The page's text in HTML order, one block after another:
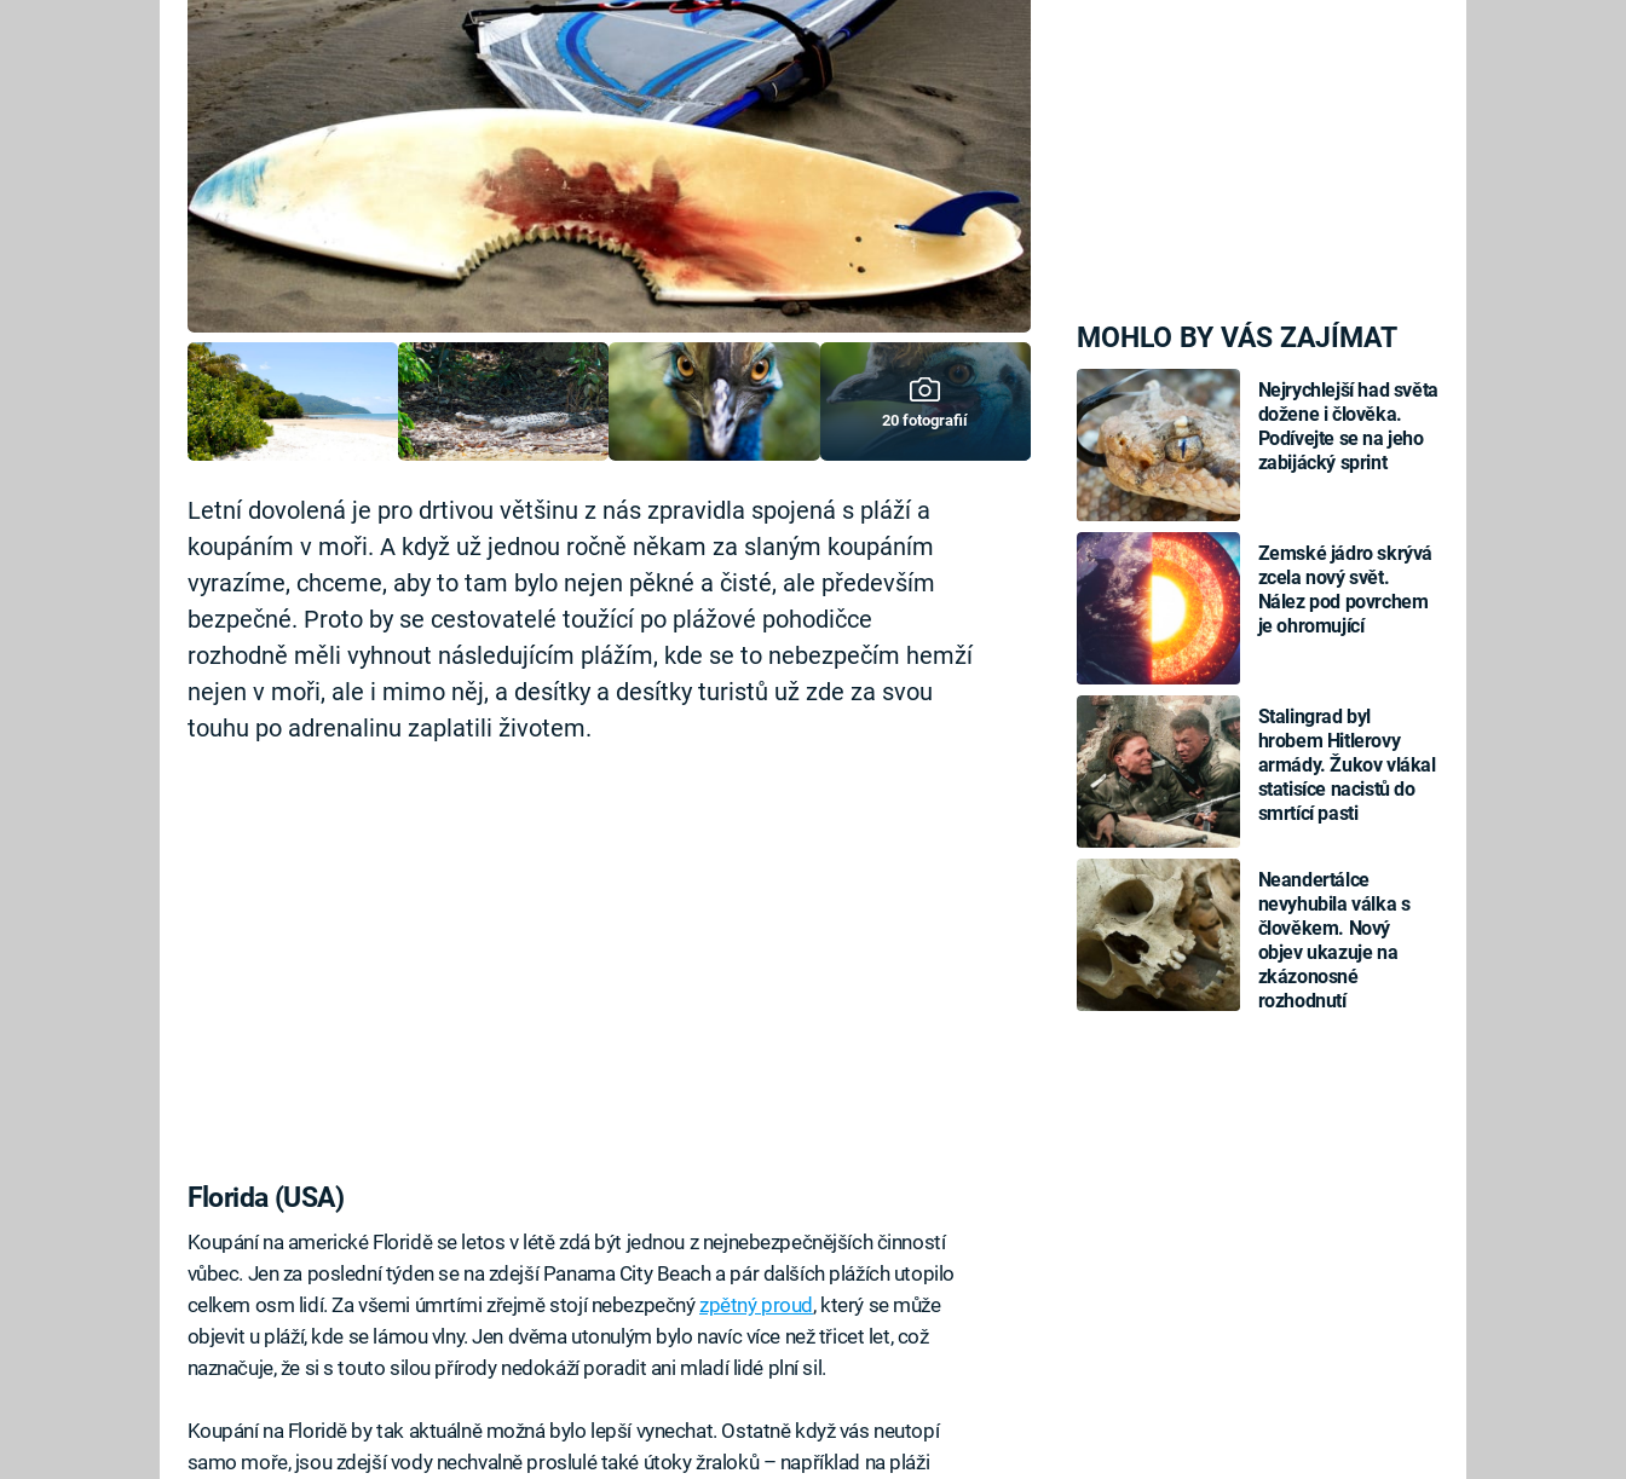
MOHLO BY VÁS ZAJÍMAT
Nejrychlejší had světa
dožene i člověka.
Podívejte se na jeho
zabijácký sprint
Zemské jádro skrývá
zcela nový svět.
Nález pod povrchem
je ohromující
Stalingrad byl
hrobem Hitlerovy
armády. Žukov vlákal
statisíce nacistů do
smrtící pasti
Neandertálce
nevyhubila válka s
člověkem. Nový
objev ukazuje na
zkázonosné
rozhodnutí
20 fotografií
Letní dovolená je pro drtivou většinu z nás zpravidla spojená s pláží a
koupáním v moři. A když už jednou ročně někam za slaným koupáním
vyrazíme, chceme, aby to tam bylo nejen pěkné a čisté, ale především
bezpečné. Proto by se cestovatelé toužící po plážové pohodičce
rozhodně měli vyhnout následujícím plážím, kde se to nebezpečím hemží
nejen v moři, ale i mimo něj, a desítky a desítky turistů už zde za svou
touhu po adrenalinu zaplatili životem.
Florida (USA)
Koupání na americké Floridě se letos v létě zdá být jednou z nejnebezpečnějších činností
vůbec. Jen za poslední týden se na zdejší Panama City Beach a pár dalších plážích utopilo
celkem osm lidí. Za všemi úmrtími zřejmě stojí nebezpečnýzpětný proud, který se může
objevit u pláží, kde se lámou vlny. Jen dvěma utonulým bylo navíc více než třicet let, což
naznačuje, že si s touto silou přírody nedokáží poradit ani mladí lidé plní sil.
Koupání na Floridě by tak aktuálně možná bylo lepší vynechat. Ostatně když vás neutopí
samo moře, jsou zdejší vody nechvalně proslulé také útoky žraloků – například na pláži